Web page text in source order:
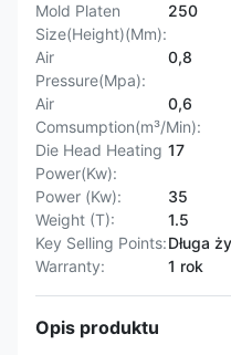
Mold Platen
Size(Height)(Mm):
250
Air
Pressure(Mpa):
0,8
Air
Comsumption(m³/Min):
0,6
Die Head Heating
Power(Kw):
17
Power (Kw):
35
Weight (T):
1.5
Key Selling Points:Długa
Warranty:
1 rok
Opis produktu